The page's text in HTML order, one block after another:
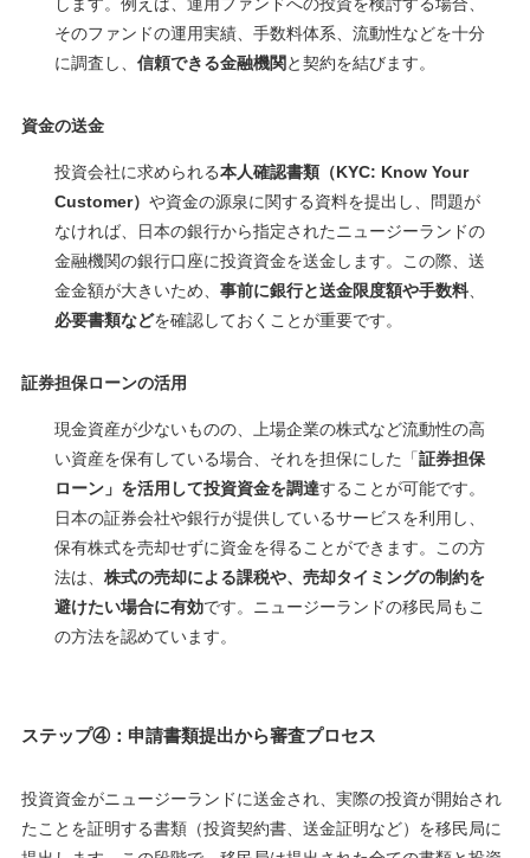
そのファンドの運用実績、手数料体系、流動性などを十分
に調査し、 信頼できる金融機関と契約を結びます。
資金の送金
投資会社に求められる本人確認書類（KYC: Know Your
Customer） や資金の源泉に関する資料を提出し、問題が
なければ、日本の銀行から指定されたニュージーランドの
金融機関の銀行口座に投資資金を送金します。この際、送
金金額が大きいため、 事前に銀行と送金限度額や手数料、
必要書類などを確認しておくことが重要です。
証券担保ローンの活用
現金資産が少ないものの、上場企業の株式など流動性の高
い資産を保有している場合、それを担保にした「証券担保
ローン」を活用して投資資金を調達することが可能です。
日本の証券会社や銀行が提供しているサービスを利用し、
保有株式を売却せずに資金を得ることができます。この方
法は、 株式の売却による課税や、売却タイミングの制約を
避けたい場合に有効です。ニュージーランドの移民局もこ
の方法を認めています。
ステップ④：申請書類提出から審査プロセス
投資資金がニュージーランドに送金され、実際の投資が開始され
たことを証明する書類（投資契約書、送金証明など）を移民局に